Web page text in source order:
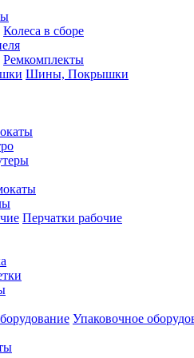
Колеса в сборе
Ремкомплекты
Шины, Покрышки
Перчатки рабочие
Упаковочное